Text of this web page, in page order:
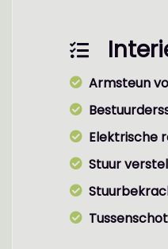
Armsteun
Elektrische
Stuur